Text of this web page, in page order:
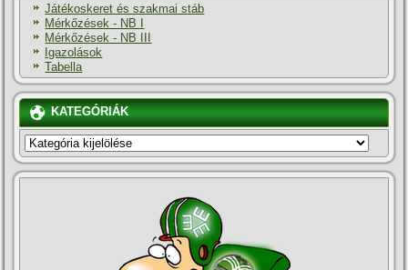
Játékoskeret és szakmai stáb
Mérkőzések - NB I
Mérkőzések - NB III
Igazolások
Tabella
KATEGÓRIÁK
KATEGÓRIÁK